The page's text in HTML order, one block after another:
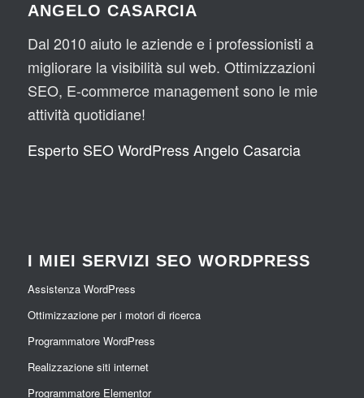
ANGELO CASARCIA
Dal 2010 aiuto le aziende e i professionisti a
migliorare la visibilità sul web. Ottimizzazioni
SEO, E-commerce management sono le mie
attività quotidiane!
Esperto SEO WordPress Angelo Casarcia
I MIEI SERVIZI SEO WORDPRESS
Assistenza WordPress
Ottimizzazione per i motori di ricerca
Programmatore WordPress
Realizzazione siti internet
Programmatore Elementor